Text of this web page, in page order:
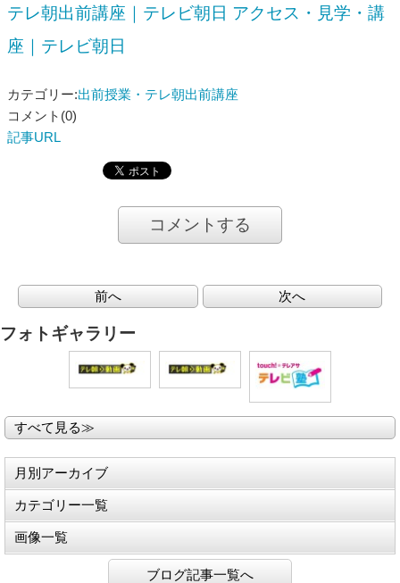
テレ朝出前講座｜テレビ朝日 アクセス・見学・講
座｜テレビ朝日
カテゴリー:出前授業・テレ朝出前講座
コメント(0)
記事URL
コメントする
前へ 次へ
フォトギャラリー
すべて見る≫
月別アーカイブ
カテゴリー一覧
画像一覧
ブログ記事一覧へ